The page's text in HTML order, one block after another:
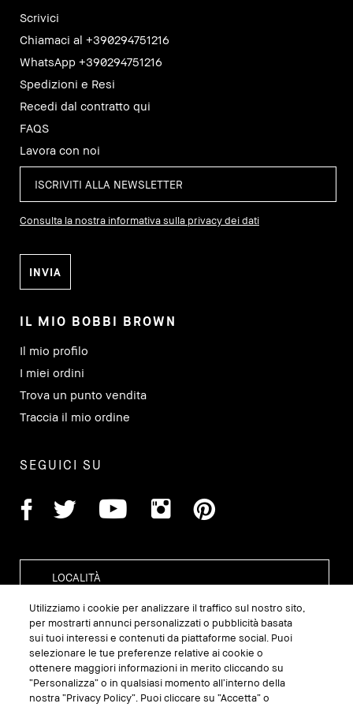
Scrivici
Chiamaci al +390294751216
WhatsApp +390294751216
Spedizioni e Resi
Recedi dal contratto qui
FAQS
Lavora con noi
Consulta la nostra informativa sulla privacy dei dati
IL MIO BOBBI BROWN
Il mio profilo
I miei ordini
Trova un punto vendita
Traccia il mio ordine
SEGUICI SU
GESTISCI I COOKIE DEL SITO
TERMINI E CONDIZIONI
INFORMATIVA SULLA PRIVACY
Utilizziamo i cookie per analizzare il traffico sul nostro sito,
per mostrarti annunci personalizzati o pubblicità basata
sui tuoi interessi e contenuti da piattaforme social. Puoi
selezionare le tue preferenze relative ai cookie o
ottenere maggiori informazioni in merito cliccando su
“Personalizza” o in qualsiasi momento all’interno della
nostra “Privacy Policy”. Puoi cliccare su “Accetta” o